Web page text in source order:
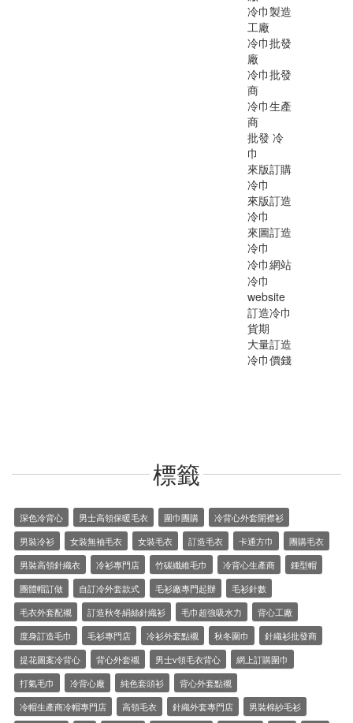
冷巾製造
工廠
冷巾批發
廠
冷巾批發
商
冷巾生產
商
批發 冷
巾
來版訂購
冷巾
來版訂造
冷巾
來圖訂造
冷巾
冷巾網站
冷巾
website
訂造冷巾
貨期
大量訂造
冷巾價錢
標籤
深色冷背心 男士高領保暖毛衣 圍巾團購
冷背心外套開襟衫
男裝冷衫
女裝無袖毛衣 女裝毛衣 訂造毛衣 卡通方巾
團購毛衣
男裝高領針織衣
冷衫專門店 竹碳纖維毛巾 冷背心生產商
鍾型帽
團體帽訂做
自訂冷外套款式 毛衫廠專門起辦
毛衫針數
毛衣外套配襯
訂造秋冬絹絲針織衫 毛巾超強吸水力
背心工廠
度身訂造毛巾
毛衫專門店 冷衫外套點襯 秋冬圍巾
針織衫批發商
提花圖案冷背心
背心外套襯 男士v領毛衣背心
網上訂購圍巾
打氣毛巾
冷背心廠 純色套頭衫
背心外套點襯
冷帽生產商冷帽專門店
高領毛衣 針織外套專門店
男裝棉紗毛衫